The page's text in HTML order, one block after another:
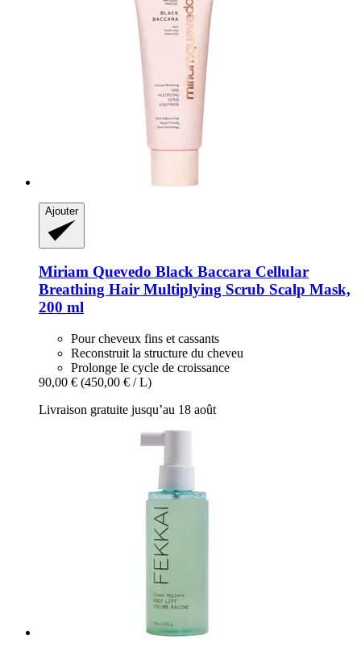
Ajouter
Miriam Quevedo Black Baccara Cellular
Breathing Hair Multiplying Scrub Scalp Mask,
200 ml
Pour cheveux fins et cassants
Reconstruit la structure du cheveu
Prolonge le cycle de croissance
90,00 € (450,00 € / L)
Livraison gratuite jusqu’au 18 août